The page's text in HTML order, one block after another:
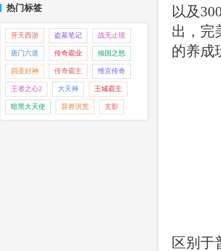
热门标签
开天西游 盗墓笔记 战无止境
唐门六道 传奇霸业 倾国之怒
四圣封神 传奇霸主 维京传奇
王者之心2 大天神 王城霸主
暗黑大天使 异兽洪荒 玄影
以及
出，完
的养成
区别于